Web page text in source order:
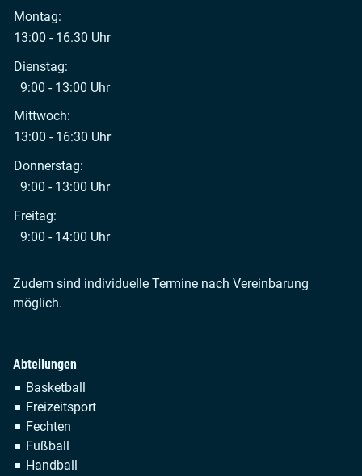
Montag:
13:00 - 16.30 Uhr
Dienstag:
9:00 - 13:00 Uhr
Mittwoch:
13:00 - 16:30 Uhr
Donnerstag:
9:00 - 13:00 Uhr
Freitag:
9:00 - 14:00 Uhr
Zudem sind individuelle Termine nach Vereinbarung
möglich.
Abteilungen
Navigation
überspringen
Basketball
Freizeitsport
Fechten
Fußball
Handball